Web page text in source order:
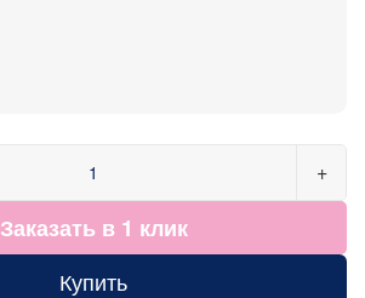
+
Заказать в 1 клик
Купить